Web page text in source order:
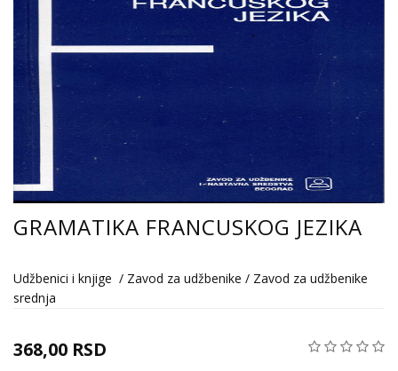
GRAMATIKA FRANCUSKOG JEZIKA
Udžbenici i knjige / Zavod za udžbenike / Zavod za udžbenike
srednja
368,00 RSD